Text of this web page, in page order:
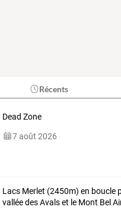
Récents
Dead Zone
7 août 2026
Lacs Merlet (2450m) en boucle
vallée des Avals et le Mont Bel